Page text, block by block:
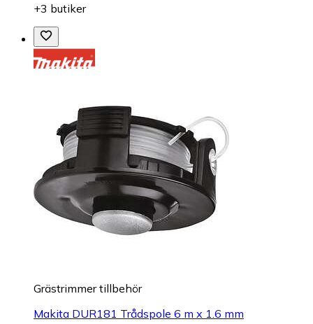
+3 butiker
Grästrimmer tillbehör
Makita DUR181 Trådspole 6 m x 1.6 mm